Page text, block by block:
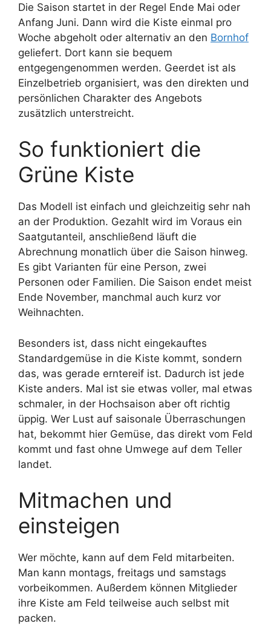
Die Saison startet in der Regel Ende Mai oder
Anfang Juni. Dann wird die Kiste einmal pro
Woche abgeholt oder alternativ an den Bornhof
geliefert. Dort kann sie bequem
entgegengenommen werden. Geerdet ist als
Einzelbetrieb organisiert, was den direkten und
persönlichen Charakter des Angebots
zusätzlich unterstreicht.
So funktioniert die
Grüne Kiste
Das Modell ist einfach und gleichzeitig sehr nah
an der Produktion. Gezahlt wird im Voraus ein
Saatgutanteil, anschließend läuft die
Abrechnung monatlich über die Saison hinweg.
Es gibt Varianten für eine Person, zwei
Personen oder Familien. Die Saison endet meist
Ende November, manchmal auch kurz vor
Weihnachten.
Besonders ist, dass nicht eingekauftes
Standardgemüse in die Kiste kommt, sondern
das, was gerade erntereif ist. Dadurch ist jede
Kiste anders. Mal ist sie etwas voller, mal etwas
schmaler, in der Hochsaison aber oft richtig
üppig. Wer Lust auf saisonale Überraschungen
hat, bekommt hier Gemüse, das direkt vom Feld
kommt und fast ohne Umwege auf dem Teller
landet.
Mitmachen und
einsteigen
Wer möchte, kann auf dem Feld mitarbeiten.
Man kann montags, freitags und samstags
vorbeikommen. Außerdem können Mitglieder
ihre Kiste am Feld teilweise auch selbst mit
packen.